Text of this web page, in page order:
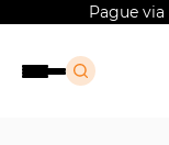
Pague via